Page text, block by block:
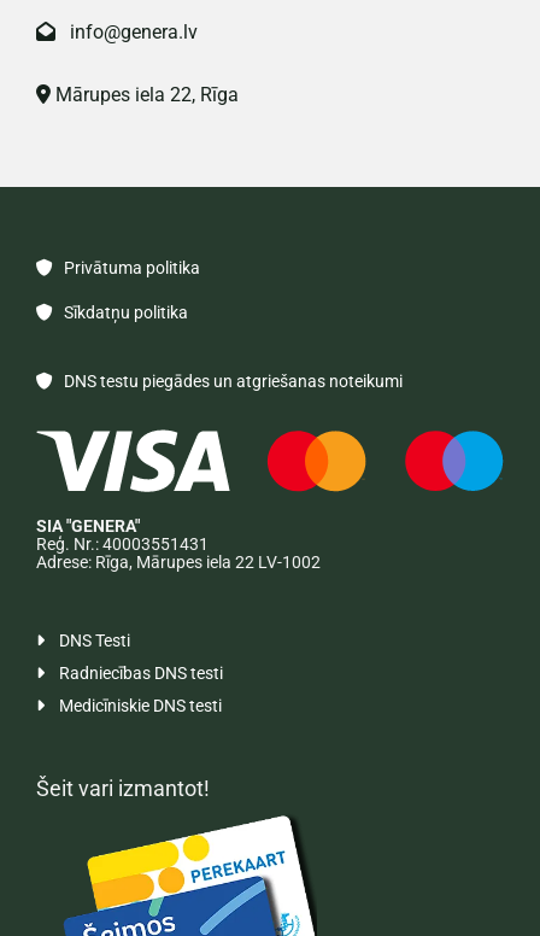
 info@genera.lv
 Mārupes iela 22, Rīga
 Privātuma politika
 Sīkdatņu politika
 DNS testu piegādes un atgriešanas noteikumi
SIA "GENERA"
Reģ. Nr.: 40003551431
Adrese: Rīga, Mārupes iela 22 LV-1002
 DNS Testi
 Radniecības DNS testi
 Medicīniskie DNS testi
Šeit vari izmantot!